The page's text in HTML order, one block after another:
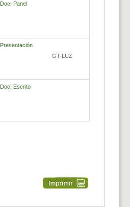
Doc. Panel
Presentación
GT-LUZ
Doc. Escrito